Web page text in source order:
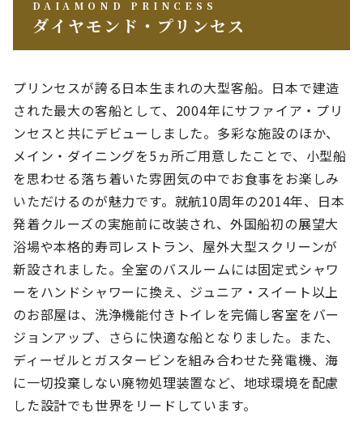
DAIAMOND PRINCESS
ダイヤモンド・プリンセス
プリンセスが誇る日本生まれの大型客船。日本で建造
された最大の客船として、2004年にサファイア・プリ
ンセスと共にデビューしました。多彩な施設のほか、
メイン・ダイニングを5ヵ所ご用意したことで、小型船
を思わせる落ち着いた雰囲気の中でお食事をお楽しみ
いただけるのが魅力です。就航10周年の2014年、日本
発着クルーズの実施前に改装され、外国船初の展望大
浴場や本格的寿司レストラン、屋外大型スクリーンが
新設されました。全室のバスルームには固定式シャワ
ーをハンドシャワーに換え、ジュニア・スイート以上
のお部屋は、洗浄機能付きトイレを完備し客室をバー
ジョンアップ、さらに快適な船となりました。また、
ディーゼルとガスタービンを組み合わせた発電機、海
に一切投棄しない廃物処理装置など、地球環境を配慮
した設計でも世界をリードしています。